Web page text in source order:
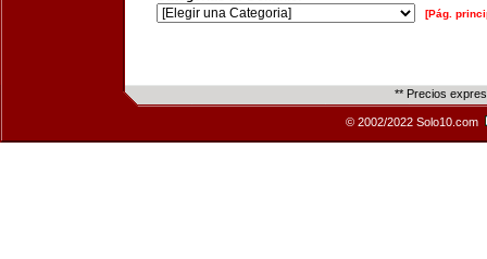
[Pág.
** Precios
© 2002/2022 Solo10.com